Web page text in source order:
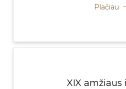
Plačiau
XIX amžiaus